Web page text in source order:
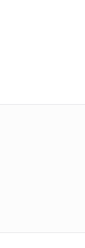
farára p.